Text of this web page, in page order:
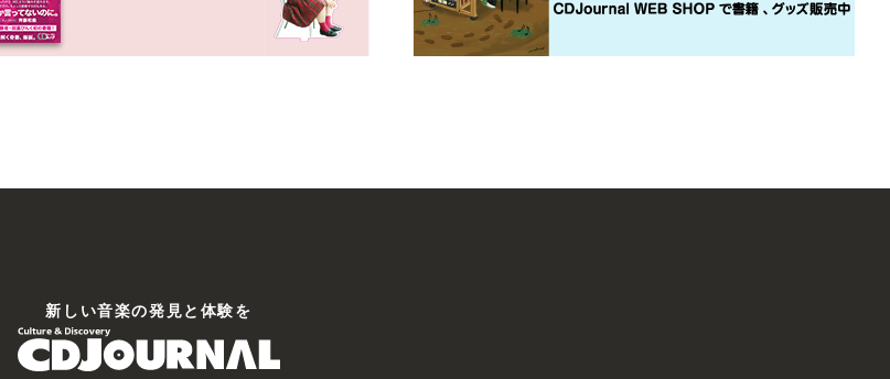
新しい⾳楽の発⾒と体験を